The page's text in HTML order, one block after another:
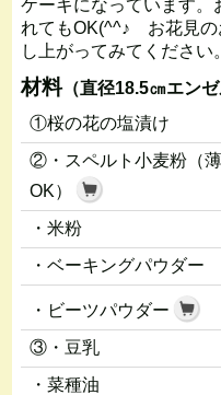
ケーキになっています。
れてもOK(^^♪ お花見の
し上がってみてください。
材料（直径18.5㎝エンゼ
①桜の花の塩漬け
②・スペルト小麦粉（
OK）
・米粉
・ベーキングパウダー
・ビーツパウダー
③・豆乳
・菜種油